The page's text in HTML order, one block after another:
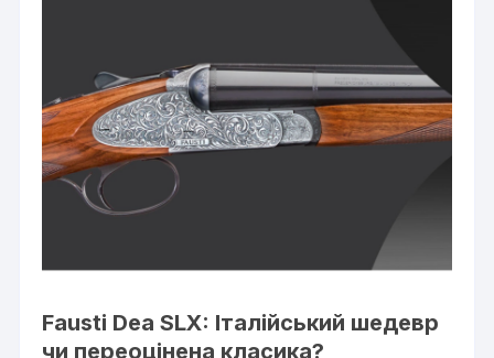
Fausti Dea SLX: Італійський шедевр
чи переоцінена класика?